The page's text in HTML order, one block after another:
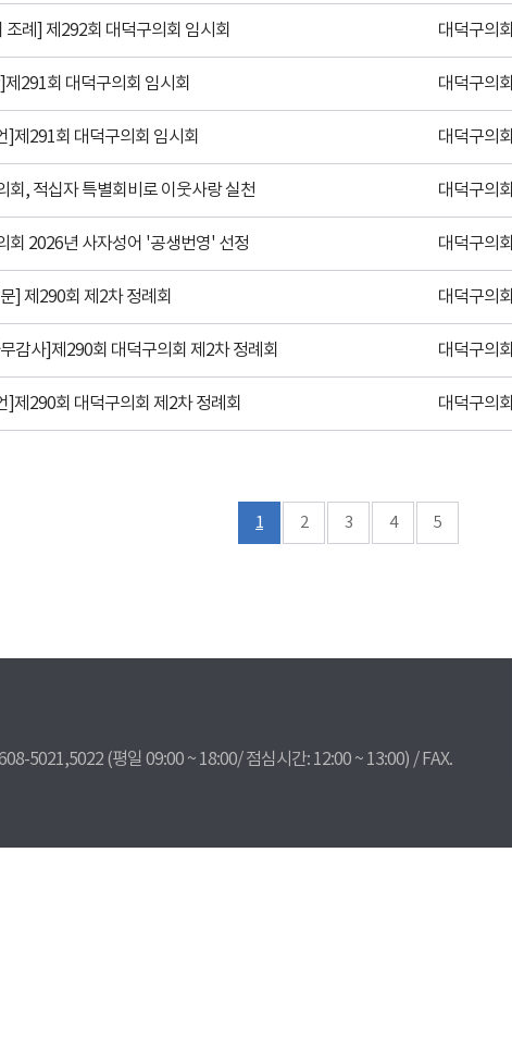
조례] 제292회 대덕구의회 임시회 대덕구의회
제291회 대덕구의회 임시회 대덕구의회
]제291회 대덕구의회 임시회 대덕구의회
회, 적십자 특별회비로 이웃사랑 실천 대덕구의회
회 2026년 사자성어 '공생번영' 선정 대덕구의회
] 제290회 제2차 정례회 대덕구의회
감사]제290회 대덕구의회 제2차 정례회 대덕구의회
]제290회 대덕구의회 제2차 정례회 대덕구의회
1 2 3 4 5
5021,5022 (평일 09:00 ~ 18:00/ 점심시간: 12:00 ~ 13:00) / FAX.